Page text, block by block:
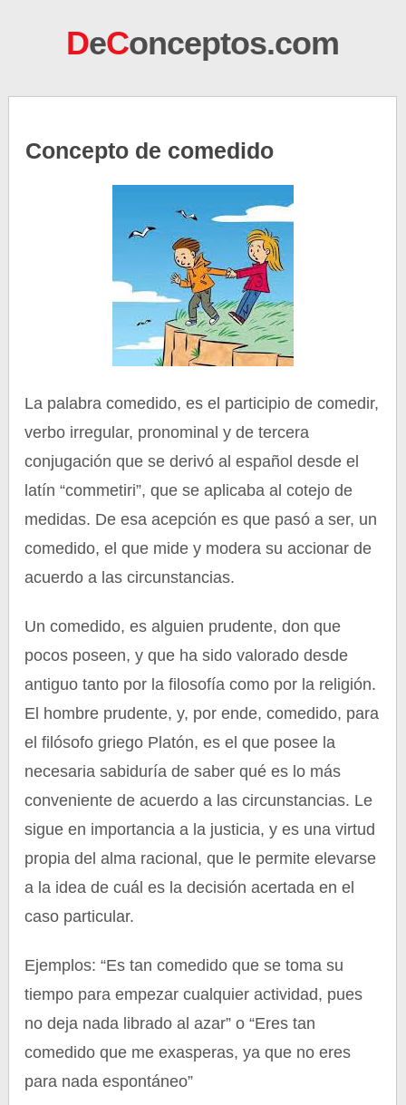
DeConceptos.com
Concepto de comedido
La palabra comedido, es el participio de comedir,
verbo irregular, pronominal y de tercera
conjugación que se derivó al español desde el
latín “commetiri”, que se aplicaba al cotejo de
medidas. De esa acepción es que pasó a ser, un
comedido, el que mide y modera su accionar de
acuerdo a las circunstancias.
Un comedido, es alguien prudente, don que
pocos poseen, y que ha sido valorado desde
antiguo tanto por la filosofía como por la religión.
El hombre prudente, y, por ende, comedido, para
el filósofo griego Platón, es el que posee la
necesaria sabiduría de saber qué es lo más
conveniente de acuerdo a las circunstancias. Le
sigue en importancia a la justicia, y es una virtud
propia del alma racional, que le permite elevarse
a la idea de cuál es la decisión acertada en el
caso particular.
Ejemplos: “Es tan comedido que se toma su
tiempo para empezar cualquier actividad, pues
no deja nada librado al azar” o “Eres tan
comedido que me exasperas, ya que no eres
para nada espontáneo”